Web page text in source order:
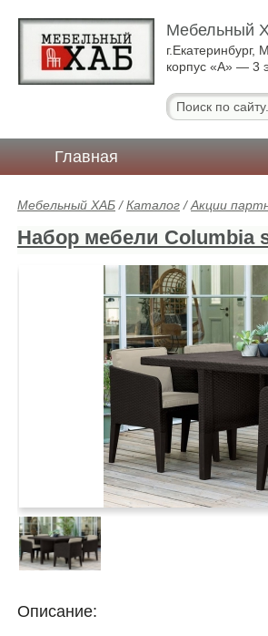
Мебельный
корпус «А» — 3
Главная
Мебельный ХАБ /Каталог /Акции
Набор мебели Columbia
Описание: